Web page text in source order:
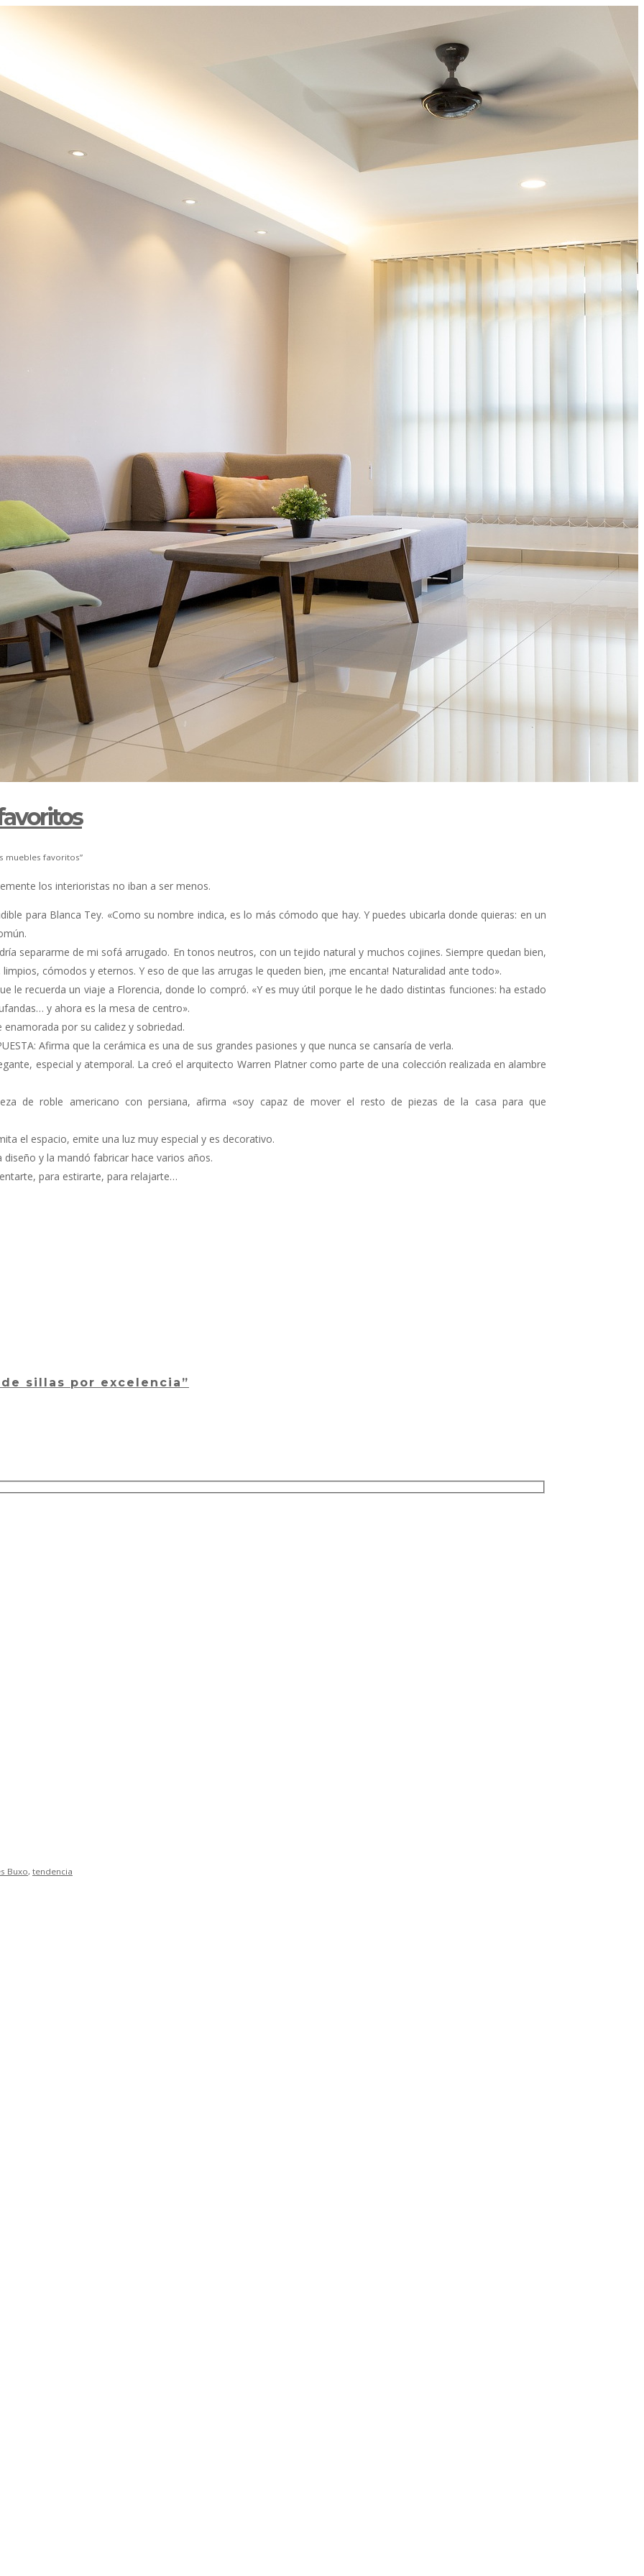
muebles favoritos”
los interioristas no iban a ser menos.
para Blanca Tey. «Como su nombre indica, es lo más cómodo que hay. Y puedes ubicarla donde quieras: en un
separarme de mi sofá arrugado. En tonos neutros, con un tejido natural y muchos cojines. Siempre quedan bien,
cómodos y eternos. Y eso de que las arrugas le queden bien, ¡me encanta! Naturalidad ante todo».
le recuerda un viaje a Florencia, donde lo compró. «Y es muy útil porque le he dado distintas funciones: ha estado
y ahora es la mesa de centro».
enamorada por su calidez y sobriedad.
Afirma que la cerámica es una de sus grandes pasiones y que nunca se cansaría de verla.
especial y atemporal. La creó el arquitecto Warren Platner como parte de una colección realizada en alambre
de roble americano con persiana, afirma «soy capaz de mover el resto de piezas de la casa para que
el espacio, emite una luz muy especial y es decorativo.
diseño y la mandó fabricar hace varios años.
para estirarte, para relajarte…
sillas por excelencia”
Buxo, tendencia